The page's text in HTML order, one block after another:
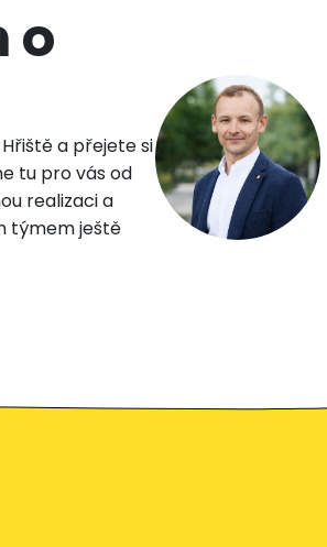
o
a přejete si
tu pro vás od
realizaci a
týmem ještě